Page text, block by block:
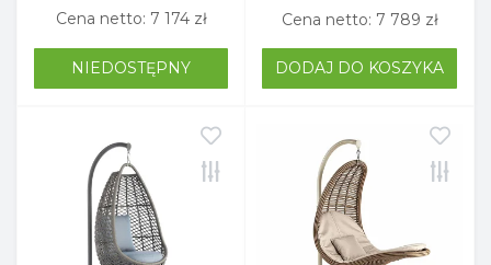
Cena netto: 7 174 zł
NIEDOSTĘPNY
Cena netto: 7 789 zł
DODAJ DO KOSZYKA